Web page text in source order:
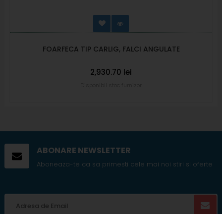
FOARFECA TIP CARLIG, FALCI ANGULATE
2,930.70 lei
ABONARE NEWSLETTER
Aboneaza-te ca sa primesti cele mai noi stiri si oferte